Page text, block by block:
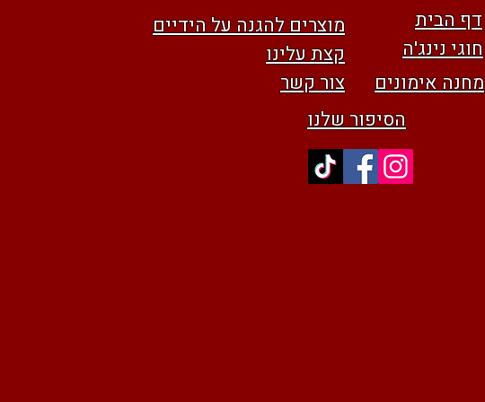
מוצרים להגנה על הידיים
קצת עלינו
חוגי נינג'ה
דף הבית
מחנה אימונים
צור קשר
הסיפור שלנו